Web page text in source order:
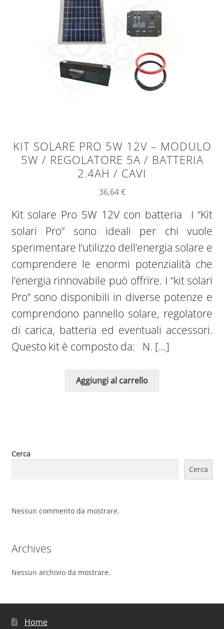
KIT SOLARE PRO 5W 12V – MODULO
5W / REGOLATORE 5A / BATTERIA
2.4AH / CAVI
36,64€
Kit solare Pro 5W 12V con batteria I “Kit
solari Pro” sono ideali per chi vuole
sperimentare l’utilizzo dell’energia solare e
comprendere le enormi potenzialità che
l’energia rinnovabile può offrire. I “kit solari
Pro” sono disponibili in diverse potenze e
comprendono pannello solare, regolatore
di carica, batteria ed eventuali accessori.
Questo kit è composto da: N. […]
Aggiungi al carrello
Cerca
Cerca
Nessun commento da mostrare.
Archives
Nessun archivio da mostrare.
Home